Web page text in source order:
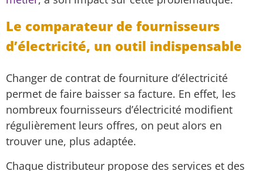
Le comparateur de fournisseurs
d’électricité, un outil indispensable
Changer de contrat de fourniture d’électricité
permet de faire baisser sa facture. En effet, les
nombreux fournisseurs d’électricité modifient
régulièrement leurs offres, on peut alors en
trouver une, plus adaptée.
Chaque distributeur propose des services et des